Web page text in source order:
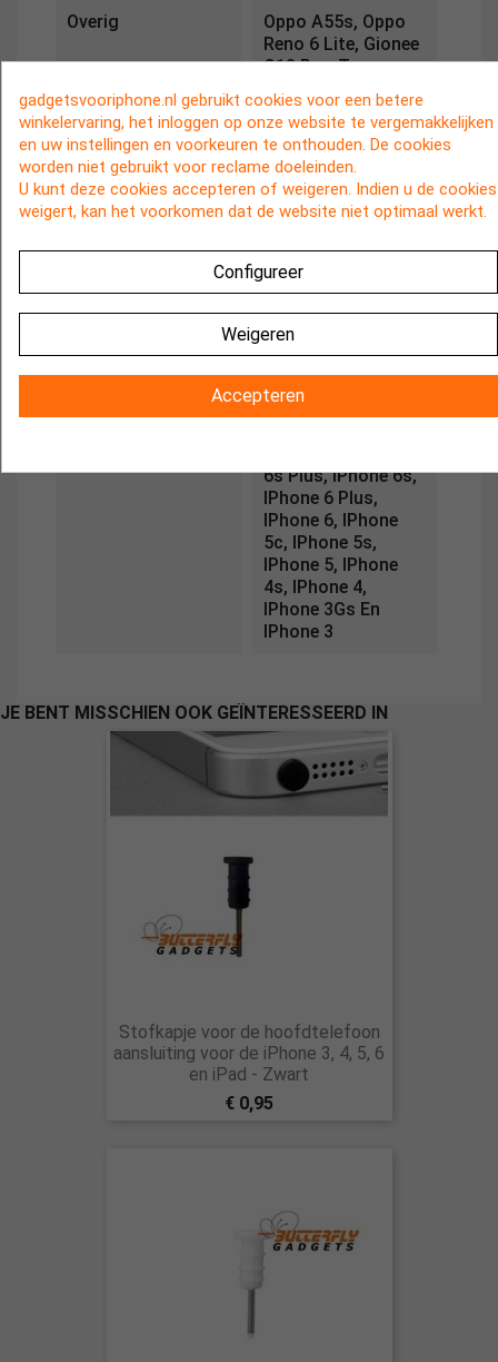
Overig
Oppo A55s, Oppo
Reno 6 Lite, Gionee
G13 Pro, Tecno
Spark 7T, Realme 7
Pro, Oppo Realme 2
Pro, Oppo A5, Vivo
V9, Google Pixel 4,
Gionee M7, Meizu
Pro 7, Sharp Z3,
ZTE Axon 7s, Oppo
Eluga Ray, ViVo
Y55s, Meizu M5,
Google Pixel, Pixel
XL
IPhone 11, X,
IPhone 8, IPhone 7,
6s Plus, IPhone 6s,
IPhone 6 Plus,
IPhone 6, IPhone
5c, IPhone 5s,
IPhone 5, IPhone
4s, IPhone 4,
IPhone 3Gs En
IPhone 3
JE BENT MISSCHIEN OOK GEÏNTERESSEERD IN
Stofkapje voor de hoofdtelefoon
aansluiting voor de iPhone 3, 4, 5, 6
en iPad - Zwart
€ 0,95
gadgetsvooriphone.nl gebruikt cookies voor een betere
winkelervaring, het inloggen op onze website te vergemakkelijken
en uw instellingen en voorkeuren te onthouden. De cookies
worden niet gebruikt voor reclame doeleinden.
U kunt deze cookies accepteren of weigeren. Indien u de cookies
weigert, kan het voorkomen dat de website niet optimaal werkt.
Configureer
Weigeren
Accepteren